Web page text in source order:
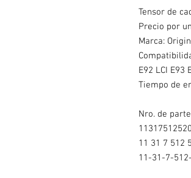
Tensor de
Precio por
Marca:
E92 LCI E93
Tiempo de
Nro. de
11317512520
11 31 7 512
11-31-7-